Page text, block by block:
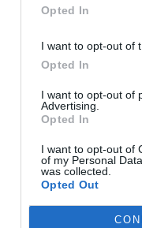
Opted In
I want to opt-out of
Opted In
I want to opt-out of
Advertising.
Opted In
I want to opt-out of
of my Personal
was collected.
Opted Out
, που διενεργεί την
παράβαση του
σκάφους